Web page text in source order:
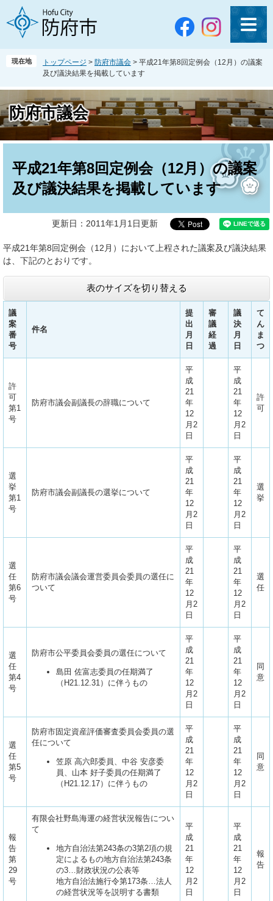
。
て
本
現在地 トップページ > 防府市議会 > 平成21年第8回定例会（12月）の議案
及び議決結果を掲載しています
防府市議会
平成21年第8回定例会（12月）の議案
及び議決結果を掲載しています
更新日：2011年1月1日更新
平成21年第8回定例会（12月）において上程された議案及び議決結果
は、下記のとおりです。
表のサイズを切り替える
議
案
番
号
件名
提
出
月
日
審
議
経
過
議
決
月
日
て
ん
ま
つ
許
可
第1
号
防府市議会副議長の辞職について
平
成
21
年
12
月2
日
平
成
21
年
12
月2
日
許
可
選
挙
第1
号
防府市議会副議長の選挙について
平
成
21
年
12
月2
日
平
成
21
年
12
月2
日
選
挙
選
任
第6
号
防府市議会議会運営委員会委員の選任に
ついて
平
成
21
年
12
月2
日
平
成
21
年
12
月2
日
選
任
選
任
第4
号
防府市公平委員会委員の選任について
島田 佐富志委員の任期満了
（H21.12.31）に伴うもの
平
成
21
年
12
月2
日
平
成
21
年
12
月2
日
同
意
選
任
第5
号
防府市固定資産評価審査委員会委員の選
任について
笠原 高六郎委員、中谷 安彦委
員、山本 好子委員の任期満了
（H21.12.17）に伴うもの
平
成
21
年
12
月2
日
平
成
21
年
12
月2
日
同
意
報
告
第
29
号
有限会社野島海運の経営状況報告につい
て
地方自治法第243条の3第2項の規
定によるもの地方自治法第243条
の3…財政状況の公表等
地方自治法施行令第173条…法人
の経営状況等を説明する書類
平
成
21
年
12
月2
日
平
成
21
年
12
月2
日
報
告